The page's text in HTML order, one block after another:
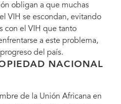
obligan a que muchas
VIH se escondan, evitando
con el VIH que tanto
a este problema,
del país.
NACIONAL
de la Unión Africana en